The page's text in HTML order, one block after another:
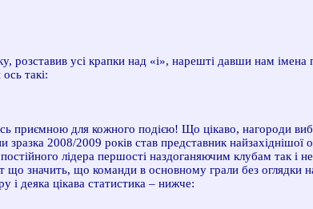
розставив усі крапки над «і», нарешті давши нам
такі:
приємною для кожного подією! Що цікаво, нагороди
2008/2009 років став представник найзахіднішої
лідера першості наздоганяючим клубам так і
що значить, що команди в основному грали без оглядки
і деяка цікава статистика – нижче: